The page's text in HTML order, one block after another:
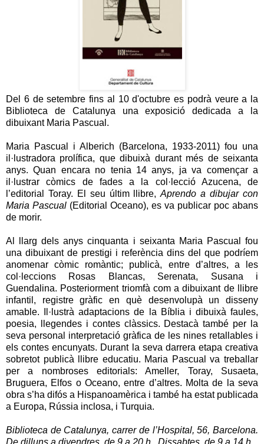
Del 6 de setembre fins al 10 d'octubre es podrà veure a la
Biblioteca de Catalunya una exposició dedicada a la
dibuixant Maria Pascual .
Maria Pascual i Alberich (Barcelona, 1933-2011) fou una
il·lustradora prolífica, que dibuixà durant més de seixanta
anys. Quan encara no tenia 14 anys, ja va començar a
il·lustrar còmics de fades a la col·lecció Azucena, de
l’editorial Toray. El seu últim llibre,Aprendo a dibujar con
Maria Pascual (Editorial Oceano), es va publicar poc abans
de morir.
Al llarg dels anys cinquanta i seixanta Maria Pascual fou
una dibuixant de prestigi i referència dins del que podríem
anomenar còmic romàntic; publicà, entre d’altres, a les
col·leccions Rosas Blancas, Serenata, Susana i
Guendalina. Posteriorment triomfà com a dibuixant de llibre
infantil, registre gràfic en què desenvolupà un disseny
amable. Il·lustrà adaptacions de la Bíblia i dibuixà faules,
poesia, llegendes i contes clàssics. Destacà també per la
seva personal interpretació gràfica de les nines retallables i
els contes encunyats. Durant la seva darrera etapa creativa
sobretot publicà llibre educatiu. Maria Pascual va treballar
per a nombroses editorials: Ameller, Toray, Susaeta,
Bruguera, Elfos o Oceano, entre d’altres. Molta de la seva
obra s’ha difós a Hispanoamèrica i també ha estat publicada
a Europa, Rússia inclosa, i Turquia.
Biblioteca de Catalunya, carrer de l’Hospital, 56, Barcelona.
De dilluns a divendres, de 9 a 20 h . Dissabtes, de 9 a 14 h .